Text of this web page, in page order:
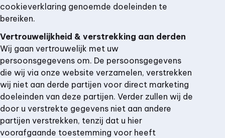
cookieverklaring genoemde doeleinden te
bereiken.
Vertrouwelijkheid & verstrekking aan derden
Wij gaan vertrouwelijk met uw
persoonsgegevens om. De persoonsgegevens
die wij via onze website verzamelen, verstrekken
wij niet aan derde partijen voor direct marketing
doeleinden van deze partijen. Verder zullen wij de
door u verstrekte gegevens niet aan andere
partijen verstrekken, tenzij dat u hier
voorafgaande toestemming voor heeft